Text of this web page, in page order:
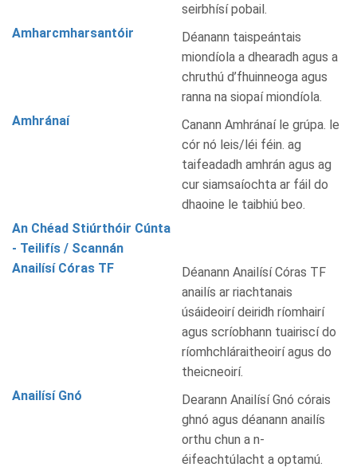
seirbhísí pobail.
Amharcmharsantóir
Déanann taispeántais
miondíola a dhearadh agus a
chruthú d’fhuinneoga agus
ranna na siopaí miondíola.
Amhránaí
Canann Amhránaí le grúpa. le
cór nó leis/léi féin. ag
taifeadadh amhrán agus ag
cur siamsaíochta ar fáil do
dhaoine le taibhiú beo.
An Chéad Stiúrthóir Cúnta
- Teilifís / Scannán
Anailísí Córas TF
Déanann Anailísí Córas TF
anailís ar riachtanais
úsáideoirí deiridh ríomhairí
agus scríobhann tuairiscí do
ríomhchláraitheoirí agus do
theicneoirí.
Anailísí Gnó
Dearann Anailísí Gnó córais
ghnó agus déanann anailís
orthu chun a n-
éifeachtúlacht a optamú.